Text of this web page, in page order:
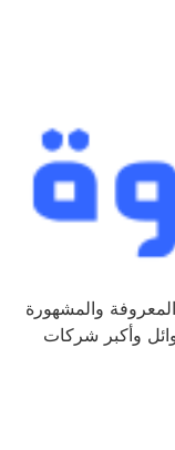
والمشهورة
وأكبر شركات